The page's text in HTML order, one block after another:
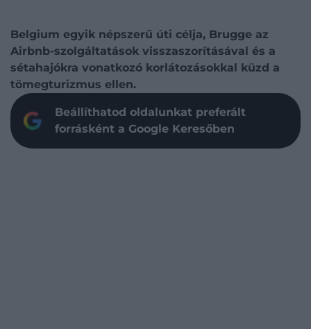
Belgium egyik népszerű úti célja, Brugge az
Airbnb-szolgáltatások visszaszorításával és a
sétahajókra vonatkozó korlátozásokkal küzd a
tömegturizmus ellen.
Beállíthatod oldalunkat preferált
forrásként a Google Keresőben